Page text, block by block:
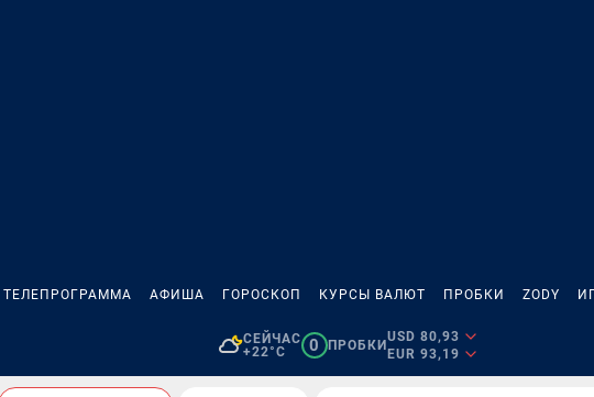
ТЕЛЕПРОГРАММА АФИША ГОРОСКОП КУРСЫ ВАЛЮТ ПРОБКИ ZODY
СЕЙЧАС
+22°C
0 ПРОБКИ
USD 80,93
EUR 93,19